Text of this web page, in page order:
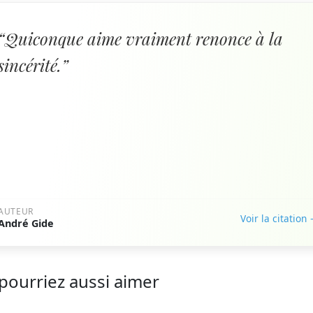
aime vraiment renonce à la
Gide Voir la citation
aussi aimer